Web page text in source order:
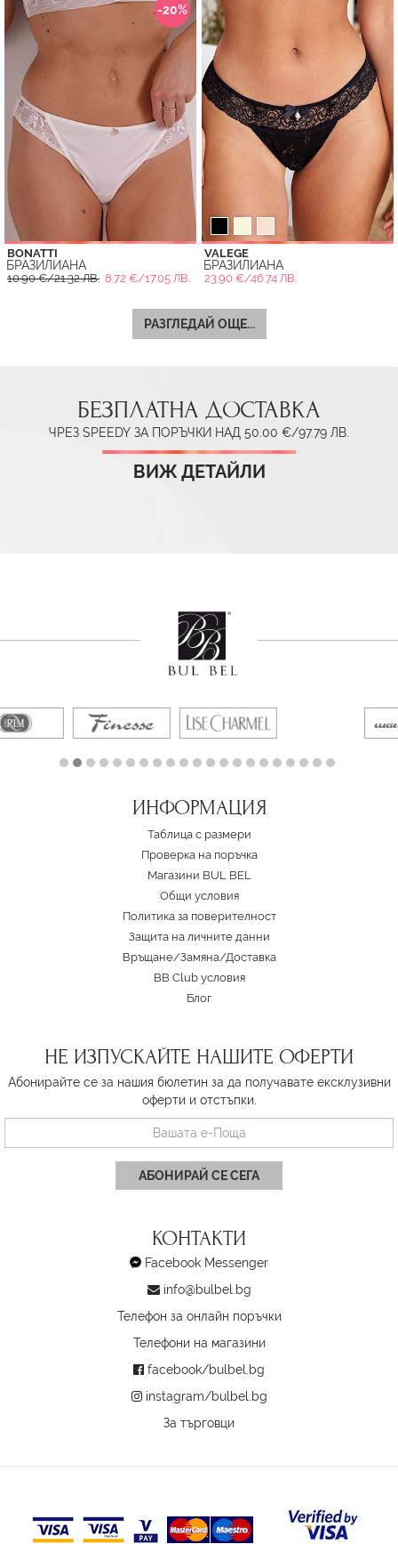
-20%
BONATTI
БРАЗИЛИАНА
10.90 €/21.32 ЛВ. 8.72 €/17.05 ЛВ.
VALEGE
БРАЗИЛИАНА
23.90 €/46.74 ЛВ.
РАЗГЛЕДАЙ ОЩЕ...
БЕЗПЛАТНА ДОСТАВКА
ЧРЕЗ SPEEDY ЗА ПОРЪЧКИ НАД 50.00 €/97.79 ЛВ.
ВИЖ ДЕТАЙЛИ
ИНФОРМАЦИЯ
Таблица с размери
Проверка на поръчка
Магазини BUL BEL
Oбщи условия
Политика за поверителност
Защита на личните данни
Връщане/Замяна/Доставка
BB Club условия
Блог
НЕ ИЗПУСКАЙТЕ НАШИТЕ ОФЕРТИ
Абонирайте се за нашия бюлетин за да получавате ексклузивни
оферти и отстъпки.
АБОНИРАЙ СЕ СЕГА
КОНТАКТИ
Facebook Messenger
info@bulbel.bg
Телефон за онлайн поръчки
Телефони на магазини
facebook/bulbel.bg
instagram/bulbel.bg
За търговци